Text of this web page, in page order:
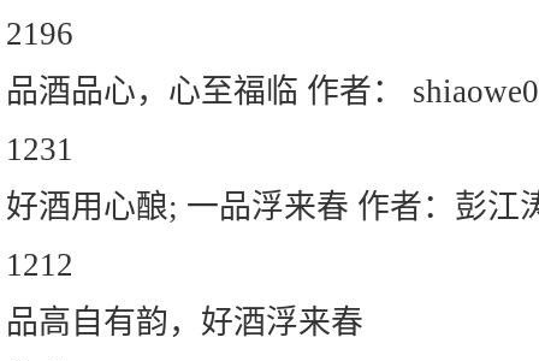
2196
品酒品心，心至福临 作者：
1231
好酒用心酿; 一品浮来春 作者：彭江
1212
品高自有韵，好酒浮来春